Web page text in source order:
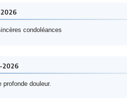
condoléances
2026
douleur.